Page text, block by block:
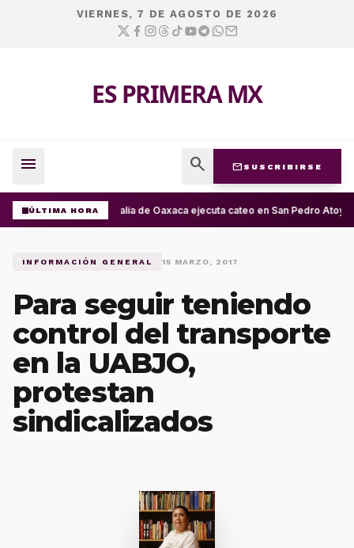
VIERNES, 7 DE AGOSTO DE 2026
ES PRIMERA MX
menu search mail SUSCRIBIRSE
ÚLTIMA HORA Fiscalía de Oaxaca ejecuta cateo en San Pedro
INFORMACIÓN GENERAL 15 MARZO, 2017
Para seguir teniendo
control del transporte
en la UABJO,
protestan
sindicalizados